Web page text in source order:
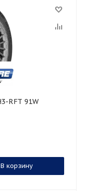
В корзину